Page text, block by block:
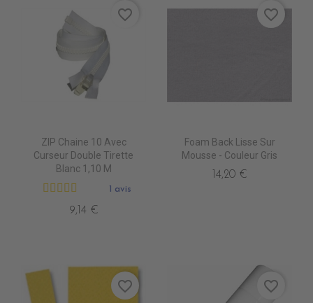
ZIP Chaine 10 Avec
Curseur Double Tirette
Blanc 1,10 M
1 avis
9,14 €
favorite_border
Foam Back Lisse Sur
Mousse - Couleur Gris
14,20 €
favorite_border
favorite_border favorite_border